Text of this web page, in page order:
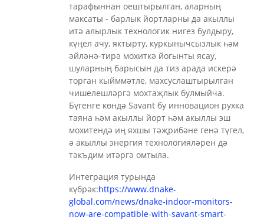
тарафыннан оештырылган, аларның
максаты - барлык йортларны да акыллы
итә алырлык технологик нигез булдыру,
күңел ачу, яктырту, куркынычсызлык һәм
әйләнә-тирә мохиткә йогынты ясау,
шуларның барысын да тиз арада искерә
торган кыйммәтле, махсуслаштырылган
чишелешләргә мохтаҗлык булмыйча.
Бүгенге көндә Savant бу инновацион рухка
таяна һәм акыллы йорт һәм акыллы эш
мохитендә иң яхшы тәҗрибәне генә түгел,
ә акыллы энергия технологияләрен дә
тәкъдим итәргә омтыла.
Интеграция турында
күбрәк:https://www.dnake-
global.com/news/dnake-indoor-monitors-
now-are-compatible-with-savant-smart-